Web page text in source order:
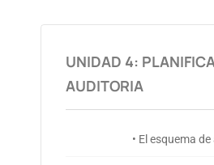
UNIDAD 4:
AUDITORIA
• El esquema